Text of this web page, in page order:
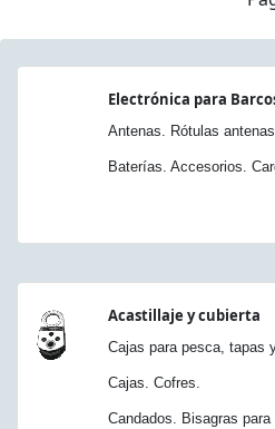
Electrónica para
Antenas. Rótulas
Baterías. Accesorios.
Acastillaje y cubierta
Cajas para pesca, tapas
Cajas. Cofres.
Candados. Bisagras